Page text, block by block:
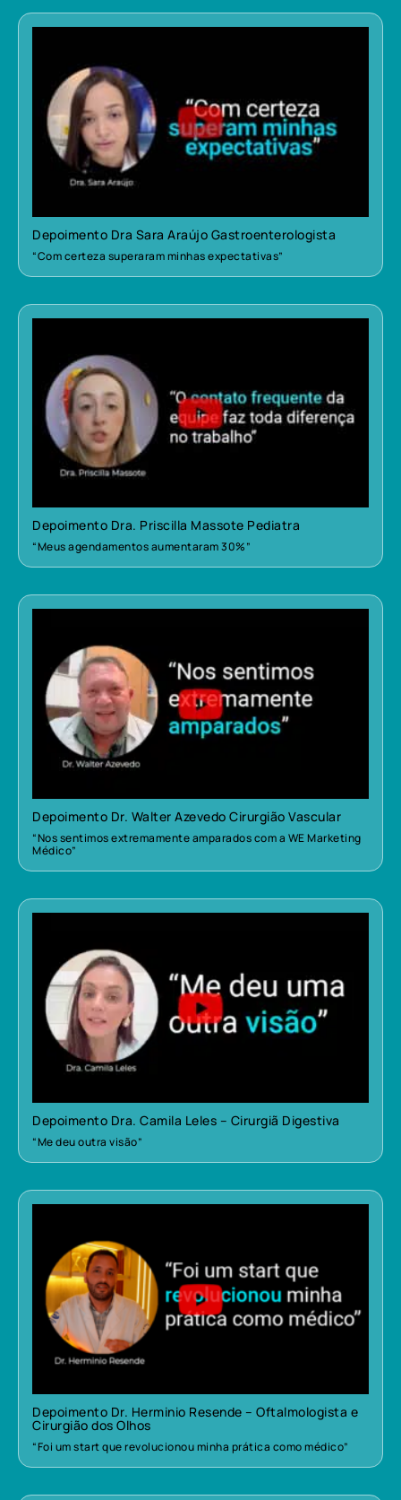
Depoimento Dra Sara Araújo Gastroenterologista
“Com certeza superaram minhas expectativas”
Depoimento Dra. Priscilla Massote Pediatra
“Meus agendamentos aumentaram 30%”
Depoimento Dr. Walter Azevedo Cirurgião Vascular
“Nos sentimos extremamente amparados com a WE Marketing
Médico”
Depoimento Dra. Camila Leles – Cirurgiã Digestiva
“Me deu outra visão”
Depoimento Dr. Herminio Resende – Oftalmologista e
Cirurgião dos Olhos
“Foi um start que revolucionou minha prática como médico”